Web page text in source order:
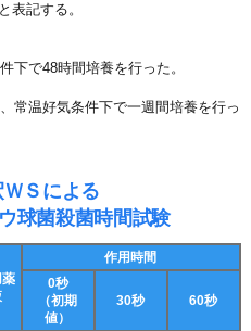
表記する。
下で48時間培養を行った。
常温好気条件下で一週間培養を行っ
Ｓによる
球菌殺菌時間試験
作用時間
0秒
（初期
値）
30秒 60秒